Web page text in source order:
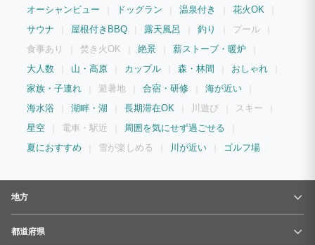
オーシャンビュー
ドッグラン 温泉付き
花火OK
サウナ
屋根付きBBQ 露天風呂 釣り
プール
食事あり
焚き火OK 絶景
薪ストーブ・暖炉
大人数
山・高原 カップル 森・林間
おしゃれ
家族・子連れ
避暑地 合宿・研修
海が近い
海水浴
湖畔・湖 長期滞在OK 川遊び
スキー
星空
電車・駅近
周囲を気にせず過ごせる
夏におすすめ
雪が楽しめる 川が近い ゴルフ場
地方
都道府県